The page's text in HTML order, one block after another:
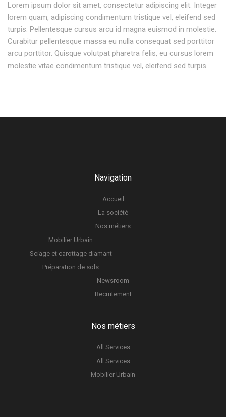
Lorem ipsum dolor sit amet, consectetur adipiscing elit. Integer
lorem quam, adipiscing condimentum tristique vel, eleifend sed
turpis. Pellentesque cursus arcu id magna euismod in molestie.
Curabitur pellentesque massa eu nulla consequat sed porttitor
arcu porttitor. Quisque volutpat pharetra felis, eu cursus lorem
molestie vitae condimentum tristique vel, eleifend sed turpis.
Navigation
Accueil
La société
Nos métiers
Mobilier Urbain
Sciage et carottage diamant
Préparation de sols
Newsroom
Recrutement
Nos métiers
All Services
All Services
Mobilier Urbain